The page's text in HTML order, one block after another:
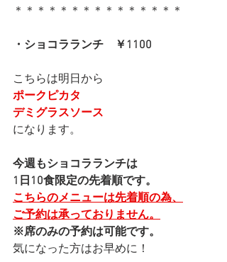
＊＊＊＊＊＊＊＊＊＊＊＊＊＊＊
・ショコラランチ　￥1100
こちらは明日から
ポークピカタ
デミグラスソース
になります。
今週もショコラランチは
1日10食限定の先着順です。
こちらのメニューは先着順の為、
ご予約は承っておりません。
※席のみの予約は可能です。
気になった方はお早めに！